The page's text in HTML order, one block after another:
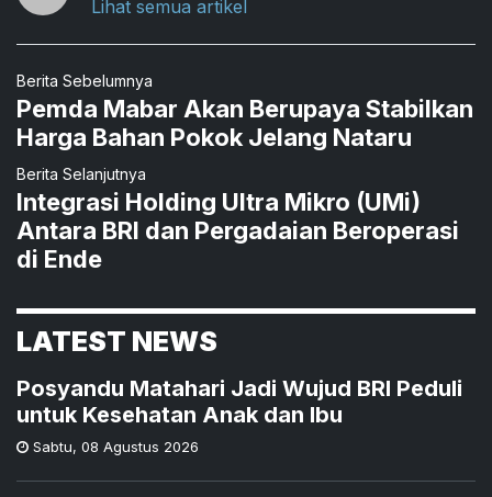
Lihat semua artikel
Berita Sebelumnya
Pemda Mabar Akan Berupaya Stabilkan
Harga Bahan Pokok Jelang Nataru
Berita Selanjutnya
Integrasi Holding Ultra Mikro (UMi)
Antara BRI dan Pergadaian Beroperasi
di Ende
LATEST NEWS
Posyandu Matahari Jadi Wujud BRI Peduli
untuk Kesehatan Anak dan Ibu
Sabtu, 08 Agustus 2026